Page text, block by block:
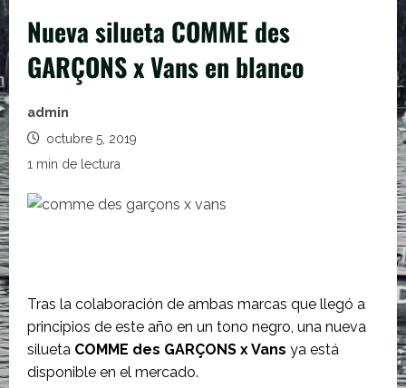
Nueva silueta COMME des
GARÇONS x Vans en blanco
admin
octubre 5, 2019
1 min de lectura
Tras la colaboración de ambas marcas que llegó a
principios de este año en un tono negro, una nueva
silueta COMME des GARÇONS x Vans ya está
disponible en el mercado.